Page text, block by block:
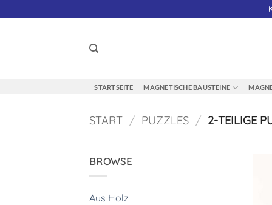
Inhalt
STARTSEITE MAGNETISCHE BAUSTEINE
START / PUZZLES / 2-TEILIGE
BROWSE
Aus Holz